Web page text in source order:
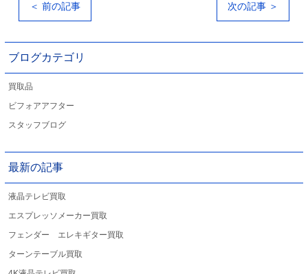
＜ 前の記事 次の記事 ＞
ブログカテゴリ
買取品
ビフォアアフター
スタッフブログ
最新の記事
液晶テレビ買取
エスプレッソメーカー買取
フェンダー エレキギター買取
ターンテーブル買取